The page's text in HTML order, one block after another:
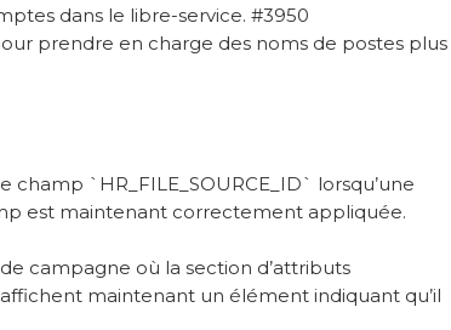
dans le libre-service. #3950
prendre en charge des noms de postes plus
`HR_FILE_SOURCE_ID` lorsqu’une
est maintenant correctement appliquée.
campagne où la section d’attributs
maintenant un élément indiquant qu’il